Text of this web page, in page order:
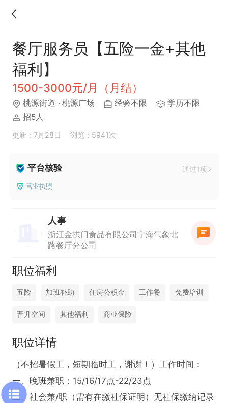
餐厅服务员【五险一金+其他
福利】
1500-3000元/月（月结）
桃源街道 · 桃源广场 经验不限
学历不限
招5人
更新：7月28日 浏览：5941次
平台核验 通过1项
营业执照
人事
浙江金拱门食品有限公司宁海气象北
路餐厅分公司
职位福利
五险 加班补助 住房公积金 工作餐 免费培训
晋升空间 其他福利 商业保险
职位详情
（不招暑假工，短期临时工，谢谢！）工作时间：
一、晚班兼职：15/16/17点-22/23点
二、社会兼/职（需有在缴社保证明）无社保缴纳记录